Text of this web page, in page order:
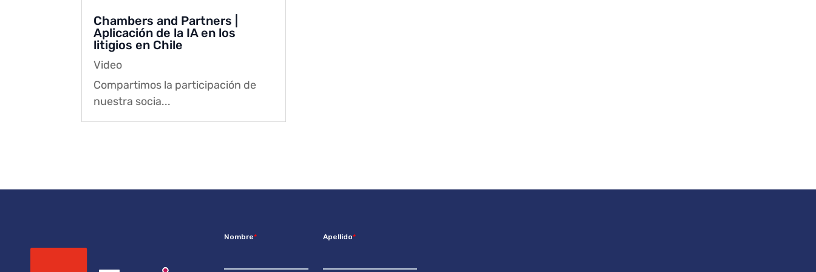
Chambers and Partners |
Aplicación de la IA en los
litigios en Chile
Video
Compartimos la participación de
nuestra socia...